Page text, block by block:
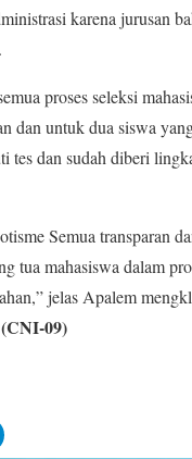
karena jurusan
proses seleksi
dan untuk dua siswa
tes dan sudah diberi
Semua transparan
tua mahasiswa dalam
jelas Apalem
(CNI-09)